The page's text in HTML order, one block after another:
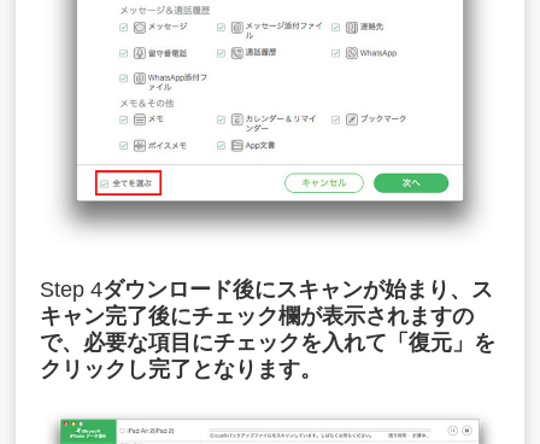
Step 4ダウンロード後にスキャンが始まり、ス
キャン完了後にチェック欄が表示されますの
で、必要な項目にチェックを入れて「復元」を
クリックし完了となります。